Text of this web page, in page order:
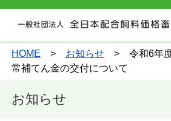
HOME > お知らせ > 令和6年度
常補てん金の交付について
お知らせ